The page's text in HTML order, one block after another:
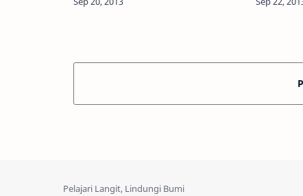
sudah melihat Bulan Purnama di
dijadikan